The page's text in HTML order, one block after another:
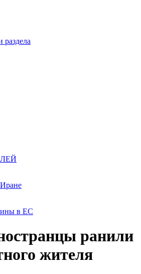
раздела
в ЕС
ранили
жителя